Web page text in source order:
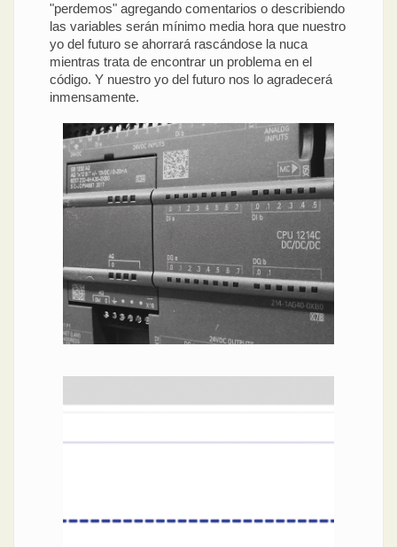
"perdemos" agregando comentarios o describiendo
las variables serán mínimo media hora que nuestro
yo del futuro se ahorrará rascándose la nuca
mientras trata de encontrar un problema en el
código. Y nuestro yo del futuro nos lo agradecerá
inmensamente.